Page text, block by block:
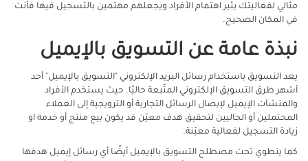
مثالي لفعاليتك يثير اهتمام الأفراد ويجعلهم مهتمين بالتسجيل فيها فأنت
في المكان الصحيح.
نبذة عامة عن التسويق بالإيميل
يعد التسويق باستخدام رسائل البريد الإلكتروني "التسويق بالإيميل" أحد
أشهر طرق التسويق الإلكتروني المتّبعة حاليًا. حيث يستخدم الأفراد
والمنشآت الإيميل لإيصال الرسائل التجارية أو الترويجية إلى العملاء
المحتملين أو الحاليين لتحقيق هدف معيّن قد يكون بيع منتج أو خدمة او
زيادة التسجيل لفعالية معيّنة.
كما ينطوي تحت مصطلح التسويق بالإيميل أيضًا أي رسائل إيميل هدفها